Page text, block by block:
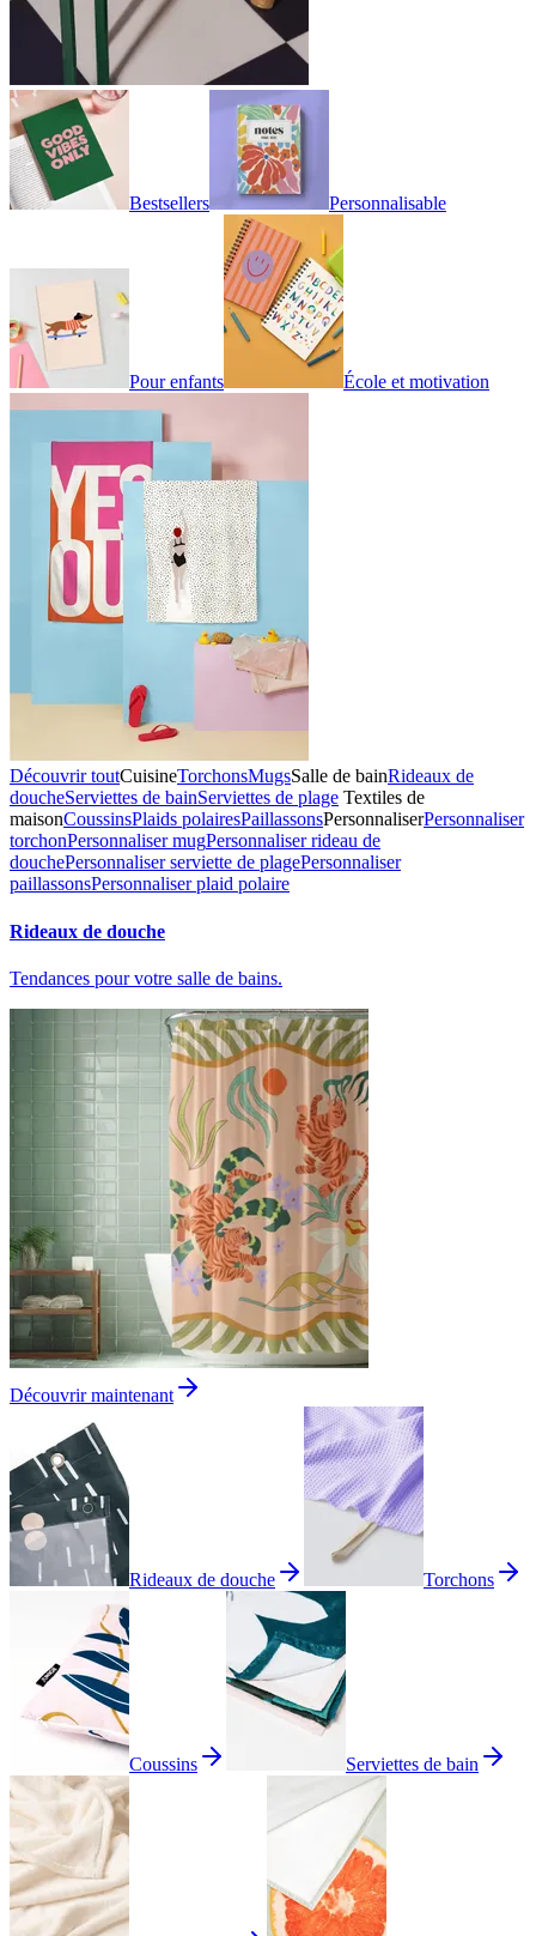
Bestsellers Personnalisable
Pour enfants École et motivation
Découvrir toutCuisineTorchonsMugsSalle de bainRideaux de
doucheServiettes de bainServiettes de plage Textiles de
maisonCoussinsPlaids polairesPaillassonsPersonnaliserPersonnaliser
torchonPersonnaliser mugPersonnaliser rideau de
douchePersonnaliser serviette de plagePersonnaliser
paillassonsPersonnaliser plaid polaire
Rideaux de douche
Tendances pour votre salle de bains.
Découvrir maintenant
Rideaux de douche Torchons
Coussins Serviettes de bain